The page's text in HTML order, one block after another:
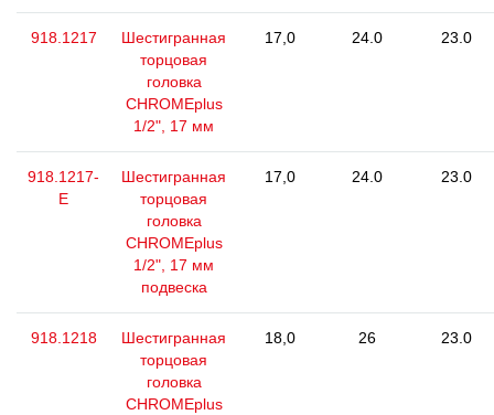
918.1217
Шестигранная
торцовая
головка
CHROMEplus
1/2", 17 мм
17,0 24.0 23.0
918.1217-
E
Шестигранная
торцовая
головка
CHROMEplus
1/2", 17 мм
подвеска
17,0 24.0 23.0
918.1218
Шестигранная
торцовая
головка
CHROMEplus
18,0 26 23.0